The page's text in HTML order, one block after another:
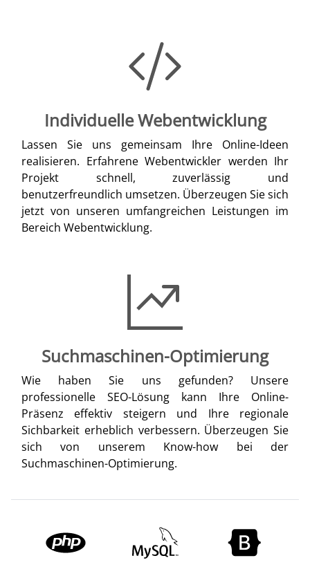
Individuelle Webentwicklung
Lassen Sie uns gemeinsam Ihre Online-Ideen
realisieren. Erfahrene Webentwickler werden Ihr
Projekt schnell, zuverlässig und
benutzerfreundlich umsetzen. Überzeugen Sie sich
jetzt von unseren umfangreichen Leistungen im
Bereich Webentwicklung.
Suchmaschinen-Optimierung
Wie haben Sie uns gefunden? Unsere
professionelle SEO-Lösung kann Ihre Online-
Präsenz effektiv steigern und Ihre regionale
Sichbarkeit erheblich verbessern. Überzeugen Sie
sich von unserem Know-how bei der
Suchmaschinen-Optimierung.